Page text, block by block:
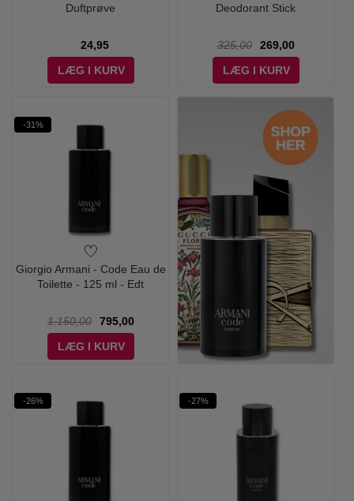
Duftprøve
24,95
LÆG I KURV
Deodorant Stick
325,00
269,00
LÆG I KURV
-31%
Giorgio Armani - Code Eau de
Toilette - 125 ml - Edt
1.150,00
795,00
LÆG I KURV
-26% -27%